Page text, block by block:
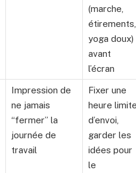
(marche,
étirements,
yoga doux)
avant
l’écran
Impression de
ne jamais
“fermer” la
journée de
travail
Fixer une
heure
d’envoi,
garder les
idées pour
le